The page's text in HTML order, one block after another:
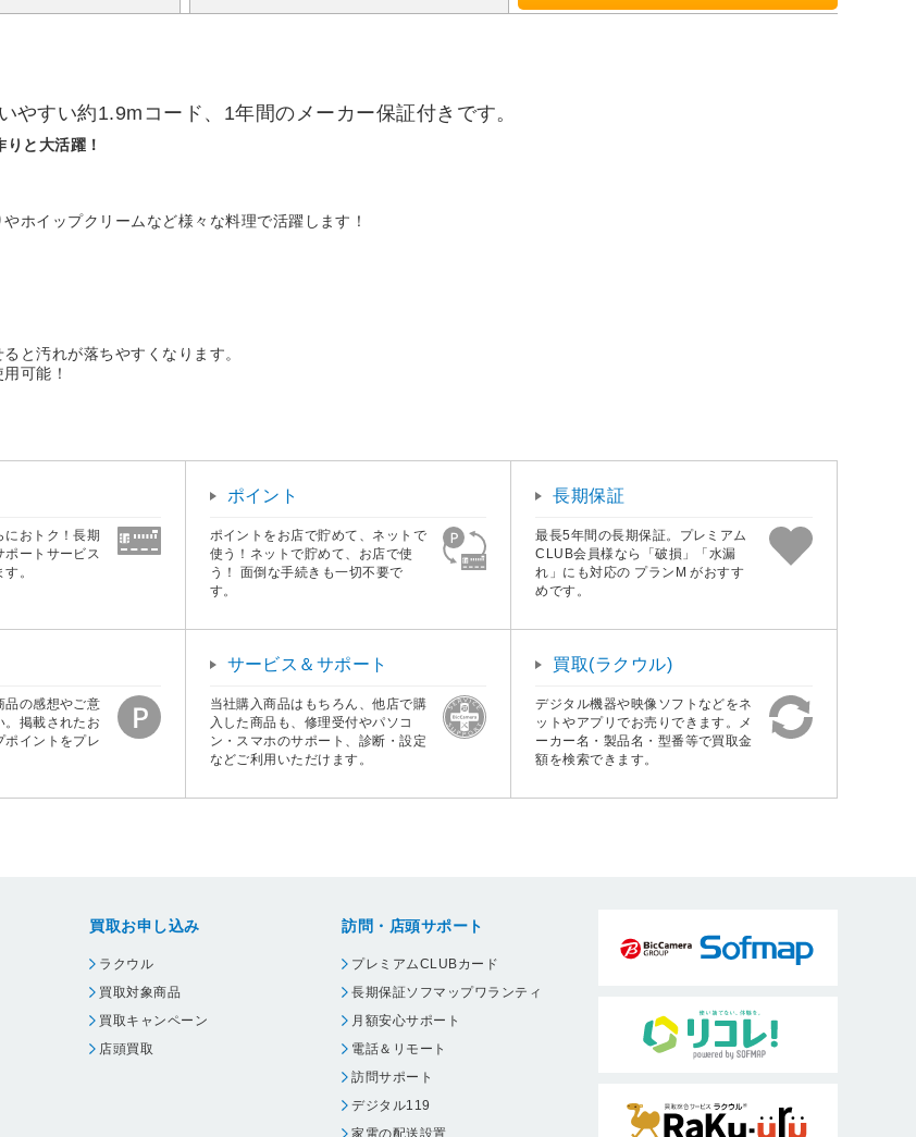
すい約1.9mコード、1年間のメーカー保証付きです。
と大活躍！
ホイップクリームなど様々な料理で活躍します！
と汚れが落ちやすくなります。
可能！
におトク！長期
ポートサービス
。
ポイント
ポイントをお店で貯めて、ネットで
使う！ネットで貯めて、お店で使
う！ 面倒な手続きも一切不要で
す。
長期保証
最長5年間の長期保証。プレミアム
CLUB会員様なら「破損」「水漏
れ」にも対応の プランM がおすす
めです。
品の感想やご意
。掲載されたお
ポイントをプレ
サービス＆サポート
当社購入商品はもちろん、他店で購
入した商品も、修理受付やパソコ
ン・スマホのサポート、診断・設定
などご利用いただけます。
買取(ラクウル)
デジタル機器や映像ソフトなどをネ
ットやアプリでお売りできます。メ
ーカー名・製品名・型番等で買取金
額を検索できます。
買取お申し込み
ラクウル
買取対象商品
買取キャンペーン
店頭買取
訪問・店頭サポート
プレミアムCLUBカード
長期保証ソフマップワランティ
月額安心サポート
電話＆リモート
訪問サポート
デジタル119
家電の配送設置